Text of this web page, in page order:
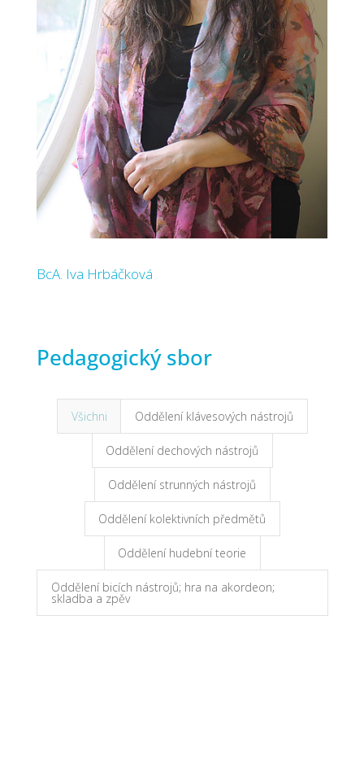
BcA. Iva Hrbáčková
Pedagogický sbor
Všichni Oddělení klávesových nástrojů
Oddělení dechových nástrojů
Oddělení strunných nástrojů
Oddělení kolektivních předmětů
Oddělení hudební teorie
Oddělení bicích nástrojů; hra na akordeon;
skladba a zpěv